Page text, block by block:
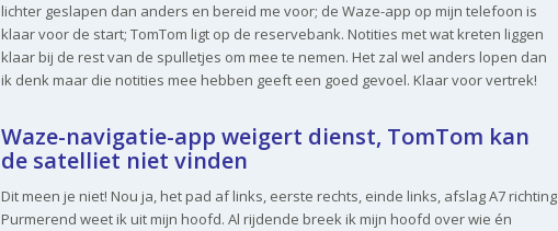
lichter geslapen dan anders en bereid me voor; de Waze-app op mijn telefoon is
klaar voor de start; TomTom ligt op de reservebank. Notities met wat kreten liggen
klaar bij de rest van de spulletjes om mee te nemen. Het zal wel anders lopen dan
ik denk maar die notities mee hebben geeft een goed gevoel. Klaar voor vertrek!
Waze-navigatie-app weigert dienst, TomTom kan
de satelliet niet vinden
Dit meen je niet! Nou ja, het pad af links, eerste rechts, einde links, afslag A7 richting
Purmerend weet ik uit mijn hoofd. Al rijdende breek ik mijn hoofd over wie én